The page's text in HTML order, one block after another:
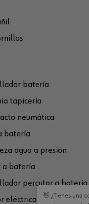
batería
tapicería
neumática
batería
agua a presión
a batería
percutor a batería
eléctrica
👋 ¿Tienes una